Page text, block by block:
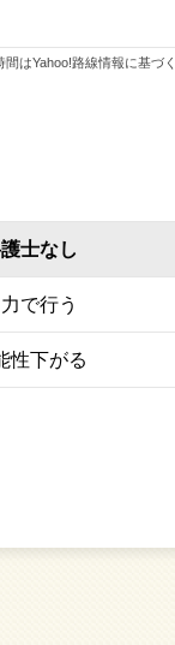
はYahoo!路線情報に基づく
士なし
で行う
性下がる